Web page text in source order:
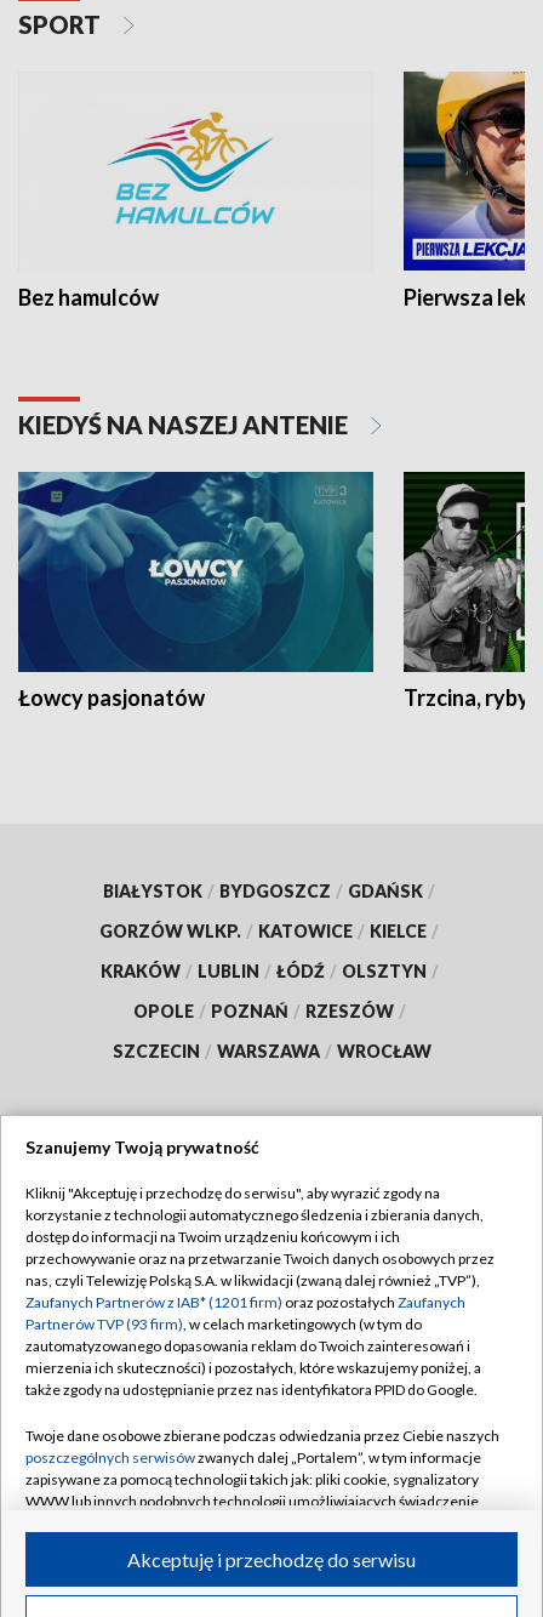
SPORT
Bez hamulców Pierwsza
KIEDYŚ NA NASZEJ ANTENIE
Łowcy pasjonatów Trzcina, ryby
BIAŁYSTOK / BYDGOSZCZ / GDAŃSK /
GORZÓW WLKP. / KATOWICE / KIELCE /
KRAKÓW / LUBLIN / ŁÓDŹ / OLSZTYN /
OPOLE / POZNAŃ / RZESZÓW /
SZCZECIN / WARSZAWA / WROCŁAW
TVP
Abonament TVP
Emisja w TVP
Centrum informacji TVP
Naziemna Telewizja Cyfrowa
Rada Programowa
System NOS
Informacje o nadawcy
Program dla prasy
Regulamin TVP
Polityka prywatności
Moje zgody
Pomoc
Kontakt
Kanały
©2026 Telewizja Polska S.A. w likwidacji
Szanujemy Twoją prywatność
Kliknij "Akceptuję i przechodzę do serwisu", aby wyrazić zgody na
korzystanie z technologii automatycznego śledzenia i zbierania danych,
dostęp do informacji na Twoim urządzeniu końcowym i ich
przechowywanie oraz na przetwarzanie Twoich danych osobowych przez
nas, czyli Telewizję Polską S.A. w likwidacji (zwaną dalej również „TVP”),
Zaufanych Partnerów z IAB* (1201 firm) oraz pozostałych Zaufanych
Partnerów TVP (93 firm), w celach marketingowych (w tym do
zautomatyzowanego dopasowania reklam do Twoich zainteresowań i
mierzenia ich skuteczności) i pozostałych, które wskazujemy poniżej, a
także zgody na udostępnianie przez nas identyfikatora PPID do Google.
Twoje dane osobowe zbierane podczas odwiedzania przez Ciebie naszych
poszczególnych serwisówzwanych dalej „Portalem”, w tym informacje
zapisywane za pomocą technologii takich jak: pliki cookie, sygnalizatory
WWW lub innych podobnych technologii umożliwiających świadczenie
ruchu w Internecie.Akceptuję i przechodzę do serwisu